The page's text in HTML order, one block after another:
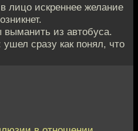
лицо искреннее желание
из автобуса.
сразу как понял, что